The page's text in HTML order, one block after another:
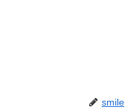
smile